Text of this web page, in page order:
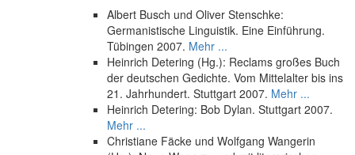
Albert Busch und Oliver Stenschke:
Germanistische Linguistik. Eine Einführung.
Tübingen 2007. Mehr ...
Heinrich Detering (Hg.): Reclams großes Buch
der deutschen Gedichte. Vom Mittelalter bis ins
21. Jahrhundert. Stuttgart 2007. Mehr ...
Heinrich Detering: Bob Dylan. Stuttgart 2007.
Mehr ...
Christiane Fäcke und Wolfgang Wangerin